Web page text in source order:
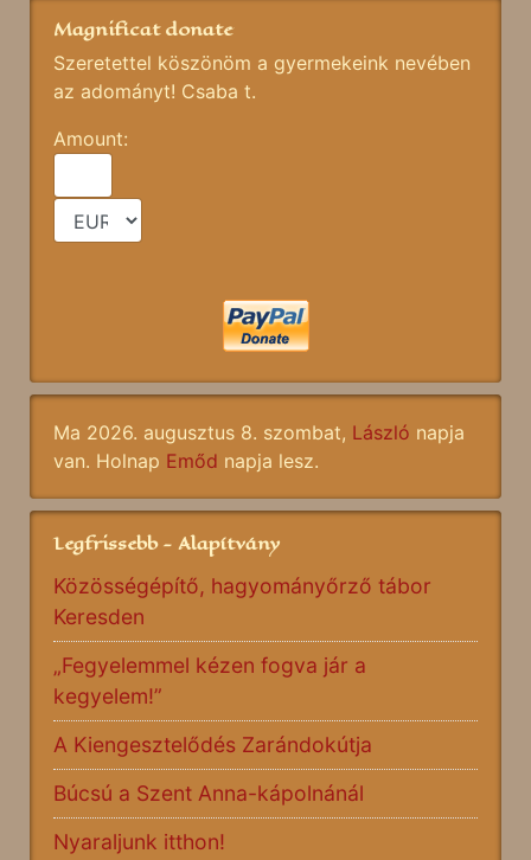
Magnificat donate
Szeretettel köszönöm a gyermekeink nevében
az adományt! Csaba t.
Amount:
Ma 2026. augusztus 8. szombat, László napja
van. Holnap Emőd napja lesz.
Legfrissebb - Alapítvány
Közösségépítő, hagyományőrző tábor
Keresden
„Fegyelemmel kézen fogva jár a
kegyelem!”
A Kiengesztelődés Zarándokútja
Búcsú a Szent Anna-kápolnánál
Nyaraljunk itthon!